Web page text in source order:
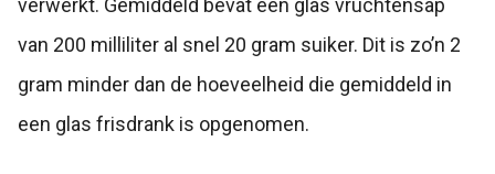
van 200 milliliter al snel 20 gram suiker. Dit is zo’n 2
gram minder dan de hoeveelheid die gemiddeld in
een glas frisdrank is opgenomen.